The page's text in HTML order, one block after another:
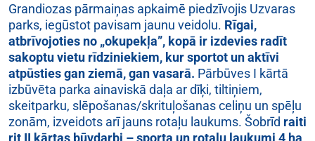
Grandiozas pārmaiņas apkaimē piedzīvojis Uzvaras
parks, iegūstot pavisam jaunu veidolu. Rīgai,
atbrīvojoties no „okupekļa”, kopā ir izdevies radīt
sakoptu vietu rīdziniekiem, kur sportot un aktīvi
atpūsties gan ziemā, gan vasarā. Pārbūves I kārtā
izbūvēta parka ainaviskā daļa ar dīķi, tiltiņiem,
skeitparku, slēpošanas/skrituļošanas celiņu un spēļu
zonām, izveidots arī jauns rotaļu laukums. Šobrīd raiti
rit II kārtas būvdarbi – sporta un rotaļu laukumi 4 ha